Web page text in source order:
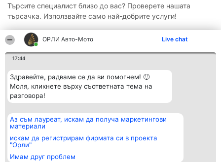
ОРЛИ Aвто-Mото Live chat
17:44
Здравейте, радваме се да ви помогнем! 🙂
Моля, кликнете върху съответната тема на
разговора!
Аз съм лауреат, искам да получа маркетингови
материали
искам да регистрирам фирмата си в проекта
"Орли"
Имам друг проблем
Търсите специалист близо до вас? Проверете нашата
търсачка. Използвайте само най-добрите услуги!
Организатор на
класиране
BulevardulAleea Timișul De
Sus Nr. 2, Bl. A30, Sc. A, Et.
4, Ap. 13
Класация
всички
Контакти